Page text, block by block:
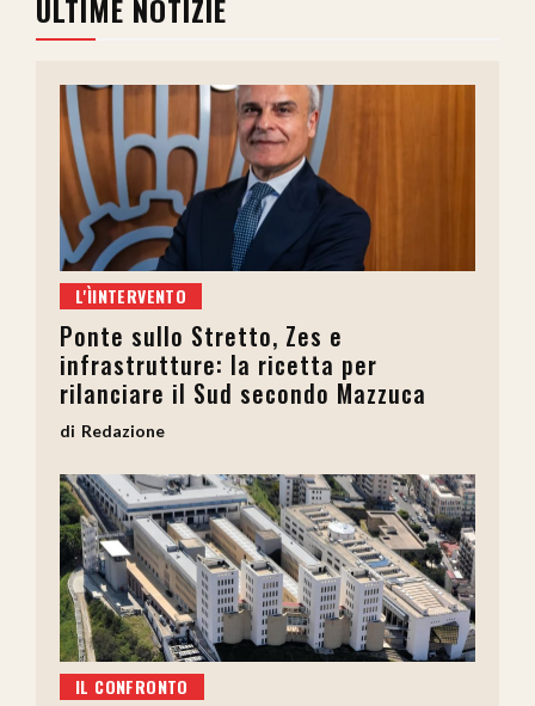
ULTIME NOTIZIE
L'ÌINTERVENTO
Ponte sullo Stretto, Zes e
infrastrutture: la ricetta per
rilanciare il Sud secondo Mazzuca
Redazione
IL CONFRONTO